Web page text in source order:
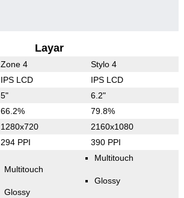
Layar
Zone 4 Stylo 4
IPS LCD IPS LCD
5" 6.2"
66.2% 79.8%
1280x720 2160x1080
294 PPI 390 PPI
Multitouch
Glossy
Multitouch
Glossy